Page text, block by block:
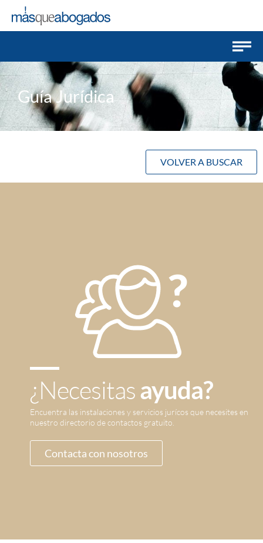
Guía Jurídica
VOLVER A BUSCAR
¿Necesitasayuda?
Encuentra las instalaciones y servicios jurícos que necesites en
nuestro directorio de contactos gratuito.
Contacta con nosotros